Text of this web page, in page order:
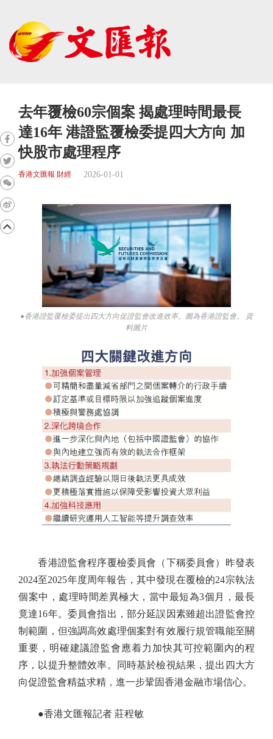
去年覆檢60宗個案 揭處理時間最長
達16年 港證監覆檢委提四大方向 加
快股市處理程序
香港文匯報 財經 2026-01-01
●香港證監覆檢委提出四大方向促證監會改進效率。圖為香港證監會。 資
料圖片
香港證監會程序覆檢委員會（下稱委員會）昨發表
2024至2025年度周年報告，其中發現在覆檢的24宗執法
個案中，處理時間差異極大，當中最短為3個月，最長
竟達16年。委員會指出，部分延誤因素雖超出證監會控
制範圍，但強調高效處理個案對有效履行規管職能至關
重要，明確建議證監會應着力加快其可控範圍內的程
序，以提升整體效率。同時基於檢視結果，提出四大方
向促證監會精益求精，進一步鞏固香港金融市場信心。
●香港文匯報記者 莊程敏